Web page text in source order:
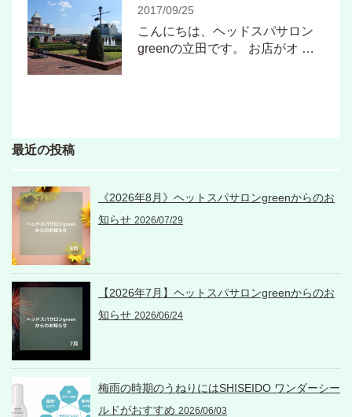
2017/09/25
こんにちは、ヘッドスパサロン
greenの立田です。 お店がオ …
最近の投稿
《2026年8月》ヘットスパサロンgreenからのお
知らせ 2026/07/29
【2026年7月】ヘットスパサロンgreenからのお
知らせ 2026/06/24
梅雨の時期のうねりにはSHISEIDO ワンダーシー
ルドがおすすめ 2026/06/03